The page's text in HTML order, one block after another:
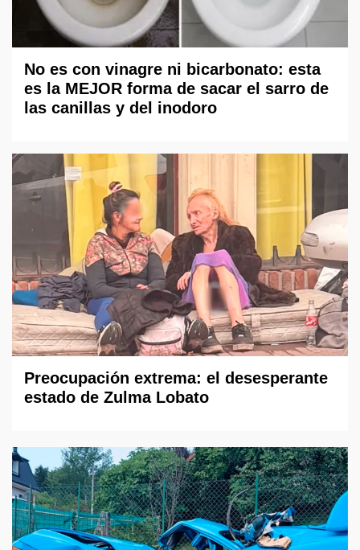
No es con vinagre ni bicarbonato: esta
es la MEJOR forma de sacar el sarro de
las canillas y del inodoro
Preocupación extrema: el desesperante
estado de Zulma Lobato